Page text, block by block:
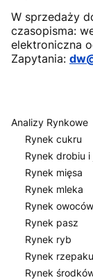
W sprzedaży
czasopisma:
elektroniczna
Zapytania:
Analizy Rynkowe
Rynek cukru
Rynek drobiu i
Rynek mięsa
Rynek mleka
Rynek
Rynek pasz
Rynek ryb
Rynek rzepaku
Rynek